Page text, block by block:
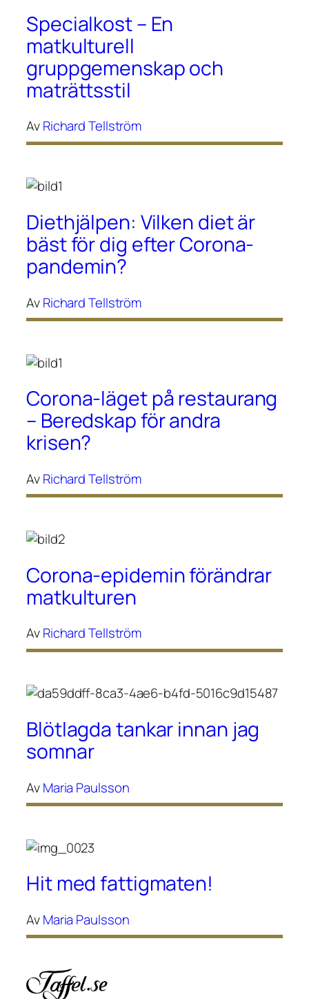
Specialkost – En
matkulturell
gruppgemenskap och
maträttsstil
AvRichard Tellström
Diethjälpen: Vilken diet är
bäst för dig efter Corona-
pandemin?
AvRichard Tellström
Corona-läget på restaurang
– Beredskap för andra
krisen?
AvRichard Tellström
Corona-epidemin förändrar
matkulturen
AvRichard Tellström
Blötlagda tankar innan jag
somnar
AvMaria Paulsson
Hit med fattigmaten!
AvMaria Paulsson